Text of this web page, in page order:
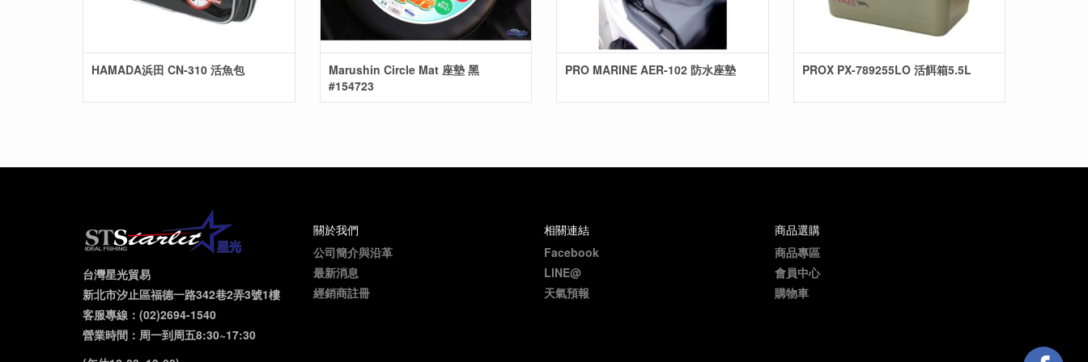
HAMADA浜田 CN-310 活魚包
Marushin Circle Mat 座墊 黑
#154723
PRO MARINE AER-102 防水座墊 PROX PX-789255LO 活餌箱5.5L
台灣星光貿易
新北市汐止區福德一路342巷2弄3號1樓
客服專線：(02)2694-1540
營業時間：周一到周五8:30~17:30
關於我們
公司簡介與沿革
最新消息
經銷商註冊
相關連結
Facebook
LINE@
天氣預報
商品選購
商品專區
會員中心
購物車